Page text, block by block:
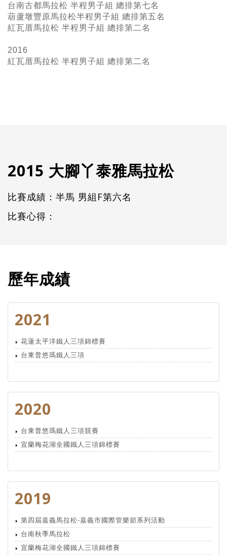
台南古都馬拉松 半程男子組 總排第七名
葫蘆墩豐原馬拉松半程男子組 總排第五名
紅瓦厝馬拉松 半程男子組 總排第二名
2016
紅瓦厝馬拉松 半程男子組 總排第二名
2015 大腳丫泰雅馬拉松
比賽成績：半馬 男組F第六名
比賽心得：
歷年成績
2021
花蓮太平洋鐵人三項錦標賽
台東普悠瑪鐵人三項
2020
台東普悠瑪鐵人三項競賽
宜蘭梅花湖全國鐵人三項錦標賽
2019
第四屆嘉義馬拉松-嘉義市國際管樂節系列活動
台南秋季馬拉松
宜蘭梅花湖全國鐵人三項錦標賽